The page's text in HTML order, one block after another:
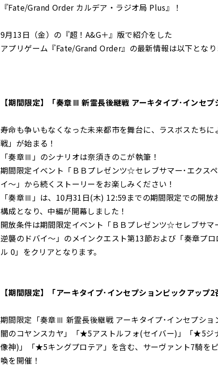
『Fate/Grand Order カルデア・ラジオ局 Plus』！
9月13日（金）の『超！A&G＋』版で紹介をした
アプリゲーム『Fate/Grand Order』の最新情報は以下となり
【期間限定】「奏章Ⅲ 新霊長後継戦 アーキタイプ･インセプ
寿命も争いもなくなった未来都市を舞台に、ラスボスたち
戦」が始まる！
「奏章Ⅲ」のシナリオは奈須きのこが執筆！
期間限定イベント「ＢＢプレゼンツ☆セレブサマー･エクス
イ～」から続くストーリーをお楽しみください！
「奏章Ⅲ」は、10月31日(木) 12:59までの期間限定での開放
構成となり、中編が開幕しました！
開放条件は期間限定イベント「ＢＢプレゼンツ☆セレブサマ
逆襲のドバイ～」のメインクエスト第13節および「奏章プ
ル 0」をクリアとなります。
【期間限定】「アーキタイプ･インセプションピックアップ2
期間限定「奏章Ⅲ 新霊長後継戦 アーキタイプ･インセプシ
闇のコヤンスカヤ」「★5アストルフォ(セイバー)」「★5ジ
像神)」「★5キングプロテア」を含む、サーヴァント7騎を
喚を開催！